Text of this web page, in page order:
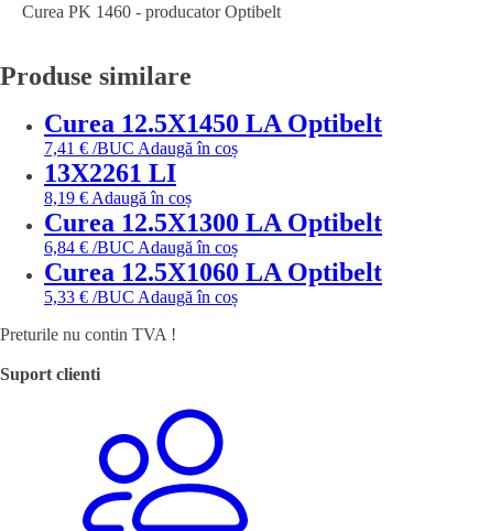
Curea PK 1460 - producator Optibelt
Produse similare
Curea 12.5X1450 LA Optibelt
7,41 € /BUC Adaugă în coș
13X2261 LI
8,19 € Adaugă în coș
Curea 12.5X1300 LA Optibelt
6,84 € /BUC Adaugă în coș
Curea 12.5X1060 LA Optibelt
5,33 € /BUC Adaugă în coș
Preturile nu contin TVA !
Suport clienti